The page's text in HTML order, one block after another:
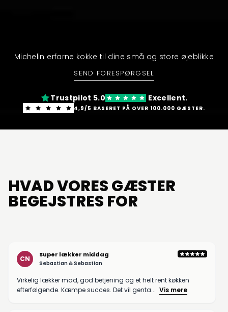
Michelin erfarne kokke til dine små og store øjeblikke
SEND FORESPØRGSEL
Trustpilot 5.0 Excellent.
4,9/5 BASERET PÅ OVER 100.000 GÆSTER.
HVAD VORES GÆSTER
BEGEJSTRES FOR
CN Super lækker middag
Sebastian & Sebastian
Virkelig lækker mad, god betjening og et helt rent køkken
efterfølgende. Kæmpe succes. Det vil genta... Vis mere